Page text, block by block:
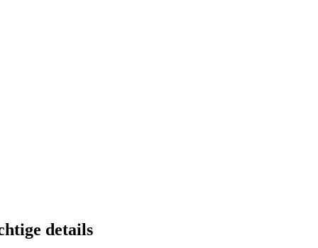
details